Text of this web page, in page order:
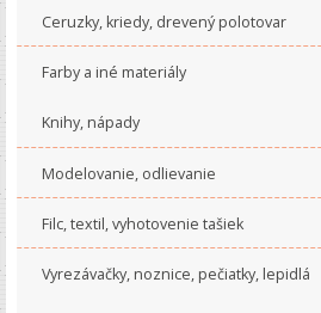
Ceruzky, kriedy, drevený polotovar
Farby a iné materiály
Knihy, nápady
Modelovanie, odlievanie
Filc, textil, vyhotovenie tašiek
Vyrezávačky, noznice, pečiatky, lepidlá